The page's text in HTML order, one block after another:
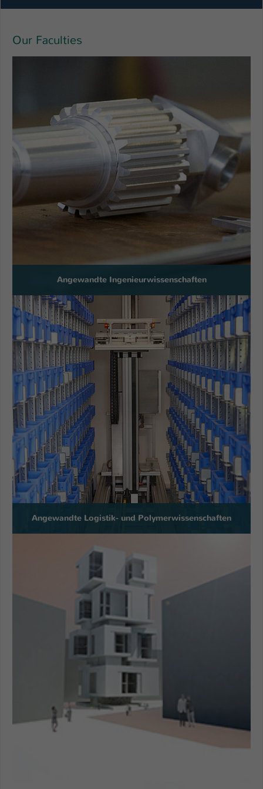
Our Faculties
Angewandte Ingenieurwissenschaften
Angewandte Logistik- und Polymerwissenschaften